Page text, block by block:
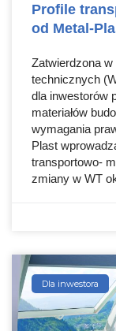
Profile
od Metal-
Zatwierdzona
technicznych
dla inwestorów
materiałów
wymagania
Plast
transportowo-
zmiany w WT
Dla inwestora